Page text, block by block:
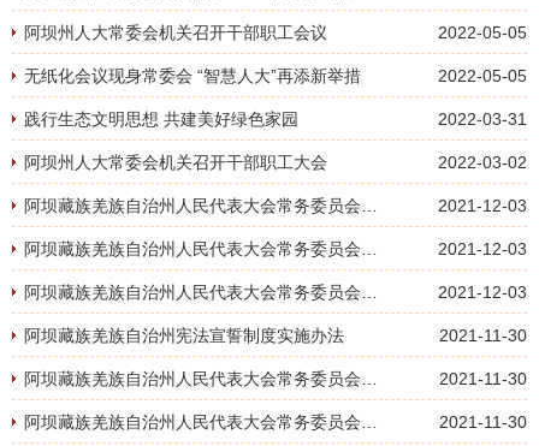
阿坝州人大常委会机关召开干部职工会议 2022-05-05
无纸化会议现身常委会 “智慧人大”再添新举措 2022-05-05
践行生态文明思想 共建美好绿色家园 2022-03-31
阿坝州人大常委会机关召开干部职工大会 2022-03-02
2021-12-03
2021-12-03
2021-12-03
阿坝藏族羌族自治州宪法宣誓制度实施办法 2021-11-30
2021-11-30
2021-11-30